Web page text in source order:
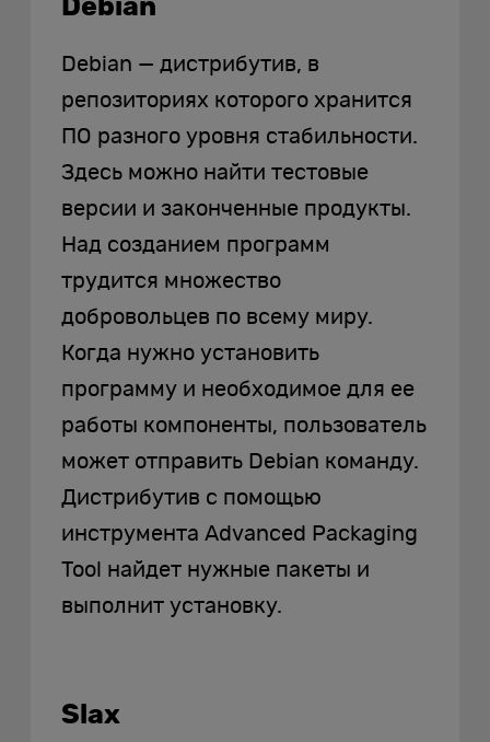
Debian
Debian — дистрибутив, в
репозиториях которого хранится
ПО разного уровня стабильности.
Здесь можно найти тестовые
версии и законченные продукты.
Над созданием программ
трудится множество
добровольцев по всему миру.
Когда нужно установить
программу и необходимое для ее
работы компоненты, пользователь
может отправить Debian команду.
Дистрибутив с помощью
инструмента Advanced Packaging
Tool найдет нужные пакеты и
выполнит установку.
Slax